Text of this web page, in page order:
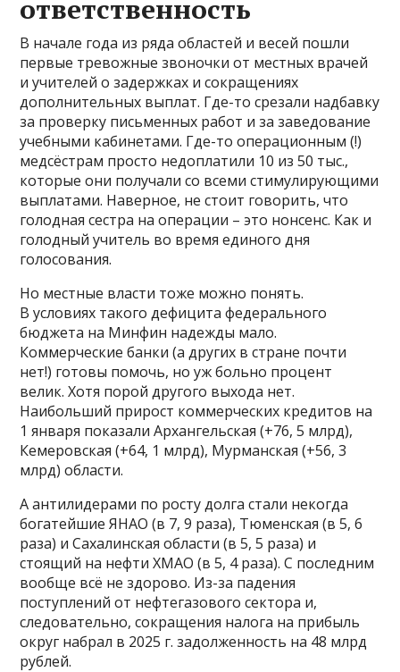
ответственность
В начале года из ряда областей и весей пошли
первые тревожные звоночки от местных врачей
и учителей о задержках и сокращениях
дополнительных выплат. Где-то срезали надбавку
за проверку письменных работ и за заведование
учебными кабинетами. Где-то операционным (!)
медсёстрам просто недоплатили 10 из 50 тыс.,
которые они получали со всеми стимулирующими
выплатами. Наверное, не стоит говорить, что
голодная сестра на операции – это нонсенс. Как и
голодный учитель во время единого дня
голосования.
Но местные власти тоже можно понять.
В условиях такого дефицита федерального
бюджета на Минфин надежды мало.
Коммерческие банки (а других в стране почти
нет!) готовы помочь, но уж больно процент
велик. Хотя порой другого выхода нет.
Наибольший прирост коммерческих кредитов на
1 января показали Архангельская (+76, 5 млрд),
Кемеровская (+64, 1 млрд), Мурманская (+56, 3
млрд) области.
А антилидерами по росту долга стали некогда
богатейшие ЯНАО (в 7, 9 раза), Тюменская (в 5, 6
раза) и Сахалинская области (в 5, 5 раза) и
стоящий на нефти ХМАО (в 5, 4 раза). С последним
вообще всё не здорово. Из-за падения
поступлений от нефтегазового сектора и,
следовательно, сокращения налога на прибыль
округ набрал в 2025 г. задолженность на 48 млрд
рублей.